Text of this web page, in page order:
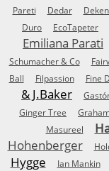
Pareti
Dedar
Duro
EcoTapeter
Emiliana Parati
Schumacher & Co
Ball
Filpassion Fine
& J.Baker
Ginger Tree
Masureel
Hohenberger
Hygge Ian Mankin